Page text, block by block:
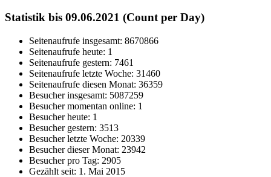
Statistik bis 09.06.2021 (Count per Day)
Seitenaufrufe insgesamt: 8670866
Seitenaufrufe heute: 1
Seitenaufrufe gestern: 7461
Seitenaufrufe letzte Woche: 31460
Seitenaufrufe diesen Monat: 36359
Besucher insgesamt: 5087259
Besucher momentan online: 1
Besucher heute: 1
Besucher gestern: 3513
Besucher letzte Woche: 20339
Besucher dieser Monat: 23942
Besucher pro Tag: 2905
Gezählt seit: 1. Mai 2015